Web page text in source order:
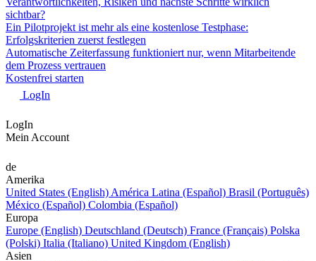
sichtbar?
Ein Pilotprojekt ist mehr als eine kostenlose Testphase:
Erfolgskriterien zuerst festlegen
Automatische Zeiterfassung funktioniert nur, wenn Mitarbeitende
dem Prozess vertrauen
Kostenfrei starten
LogIn
LogIn
Mein Account
de
Amerika
United States (English) América Latina (Español) Brasil (Português)
México (Español) Colombia (Español)
Europa
Europe (English) Deutschland (Deutsch) France (Français) Polska
(Polski) Italia (Italiano) United Kingdom (English)
Asien